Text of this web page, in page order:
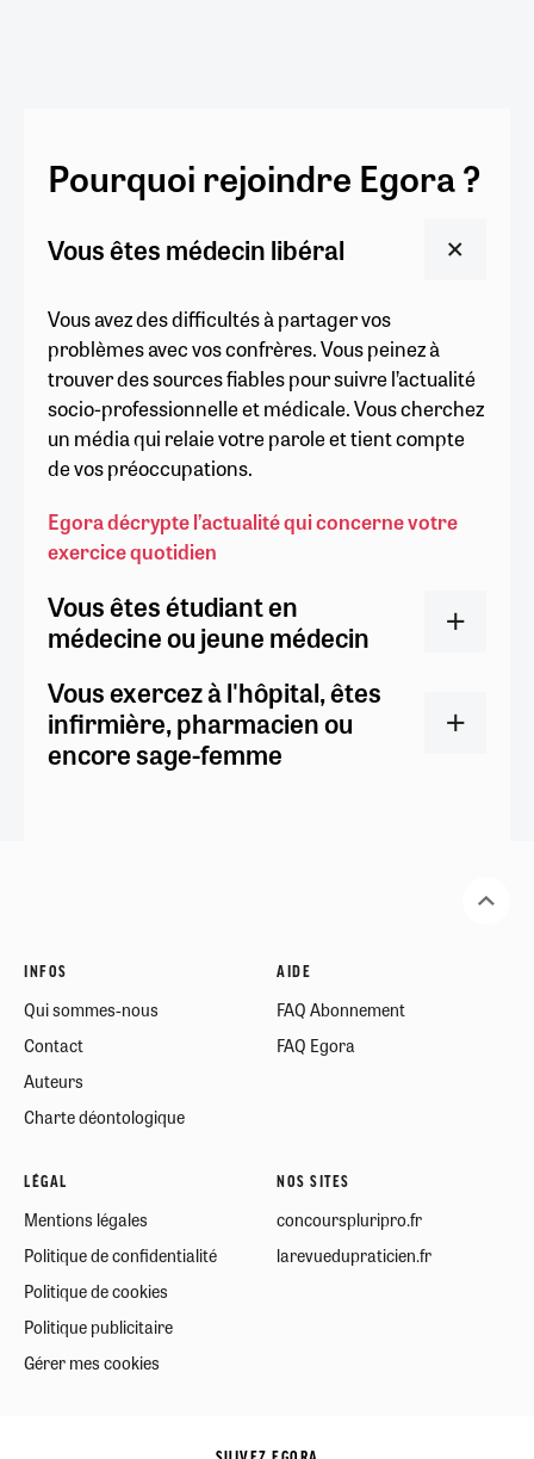
Pourquoi rejoindre Egora ?
Vous êtes médecin libéral
Vous avez des difficultés à partager vos
problèmes avec vos confrères. Vous peinez à
trouver des sources fiables pour suivre l’actualité
socio-professionnelle et médicale. Vous cherchez
un média qui relaie votre parole et tient compte
de vos préoccupations.
Egora décrypte l’actualité qui concerne votre
exercice quotidien
Vous êtes étudiant en
médecine ou jeune médecin
Vous exercez à l'hôpital, êtes
infirmière, pharmacien ou
encore sage-femme
INFOS
Qui sommes-nous
Contact
Auteurs
Charte déontologique
AIDE
FAQ Abonnement
FAQ Egora
LÉGAL
Mentions légales
Politique de confidentialité
Politique de cookies
Politique publicitaire
Gérer mes cookies
NOS SITES
concourspluripro.fr
larevuedupraticien.fr